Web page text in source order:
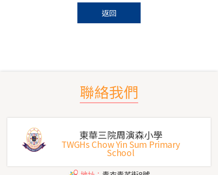
返回
聯絡我們
東華三院周演森小學
TWGHs Chow Yin Sum Primary
School